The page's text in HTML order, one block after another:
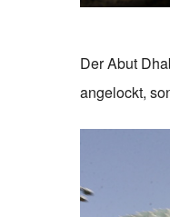
Der Abut
angelockt,